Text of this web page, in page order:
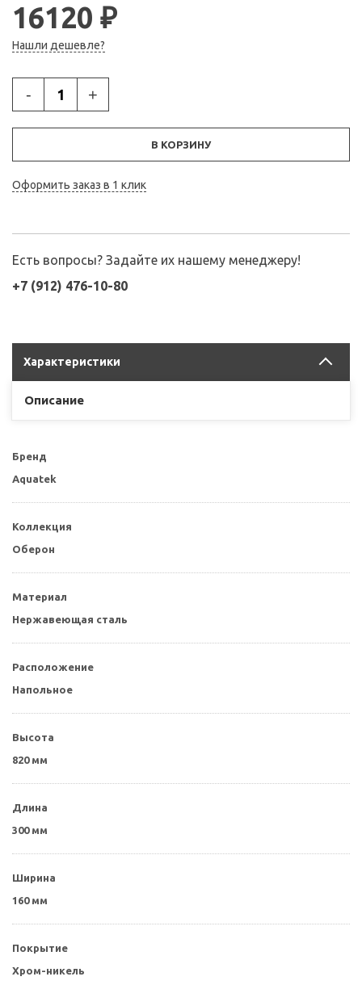
16120 ₽
Нашли дешевле?
- +
В КОРЗИНУ
Оформить заказ в 1 клик
Есть вопросы? Задайте их нашему менеджеру!
+7 (912) 476-10-80
Характеристики
Описание
Бренд
Aquatek
Коллекция
Оберон
Материал
Нержавеющая сталь
Расположение
Напольное
Высота
820 мм
Длина
300 мм
Ширина
160 мм
Покрытие
Хром-никель